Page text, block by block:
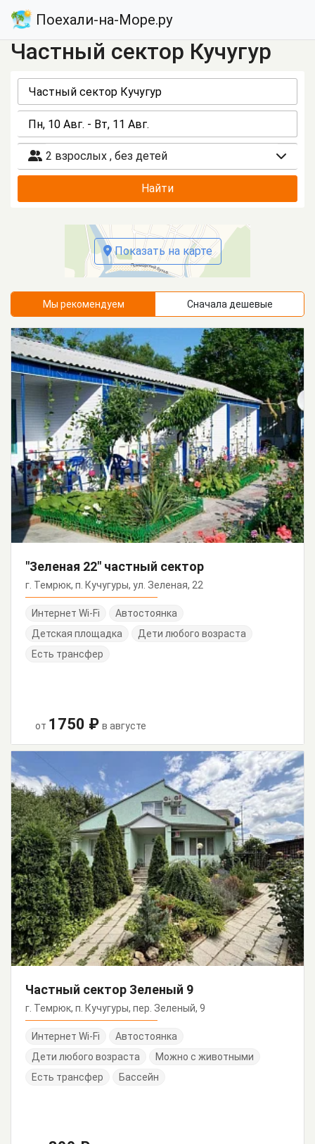
Поехали-на-Море.ру
Частный сектор Кучугур
2 взрослых , без детей
Найти
Показать на карте
Мы рекомендуем Сначала дешевые
"Зеленая 22" частный сектор
г. Темрюк, п. Кучугуры, ул. Зеленая, 22
Интернет Wi-Fi
Автостоянка
Детская площадка
Дети любого возраста
Есть трансфер
от 1750 ₽ в августе
Частный сектор Зеленый 9
г. Темрюк, п. Кучугуры, пер. Зеленый, 9
Интернет Wi-Fi
Автостоянка
Дети любого возраста
Можно с животными
Есть трансфер
Бассейн